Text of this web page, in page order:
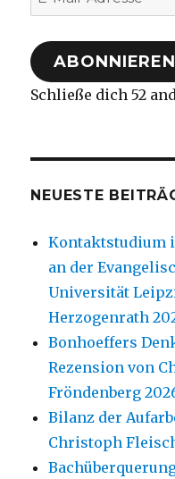
Mail-
Adresse
ABONNIEREN
Schließe dich 52
NEUESTE
Kontaktstudium
an der
Universität
Herzogenrath
Bonhoeffers
Rezension von
Fröndenberg
Bilanz der
Christoph